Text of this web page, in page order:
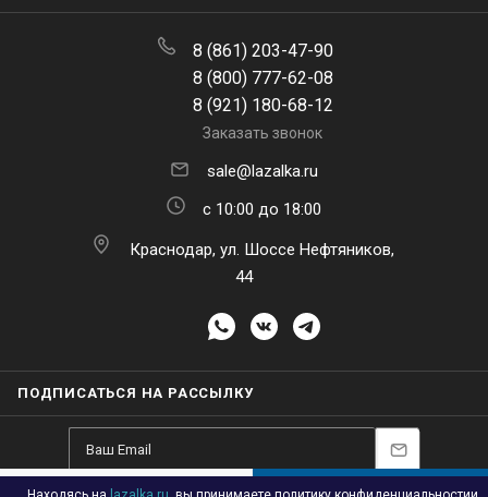
В КОРЗИНУ
8 (861) 203-47-90
8 (800) 777-62-08
8 (921) 180-68-12
Заказать звонок
sale@lazalka.ru
с 10:00 до 18:00
Краснодар, ул. Шоссе Нефтяников,
44
ПОДПИСАТЬСЯ НА РАССЫЛКУ